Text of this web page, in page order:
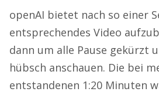
openAI bietet nach so einer
entsprechendes Video
dann um alle Pause gekürzt
hübsch anschauen. Die bei
entstandenen 1:20 Minuten